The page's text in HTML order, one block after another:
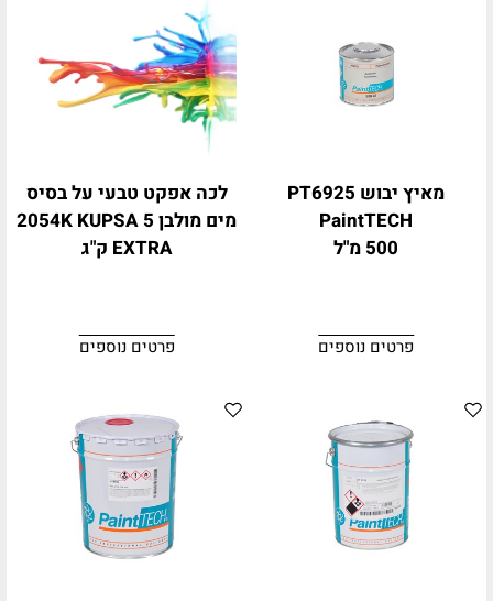
מאיץ יבוש PT6925
PaintTECH
500 מ"ל
פרטים נוספים
לכה אפקט טבעי על בסיס
מים מולבן 2054K KUPSA 5
EXTRA ק"ג
פרטים נוספים